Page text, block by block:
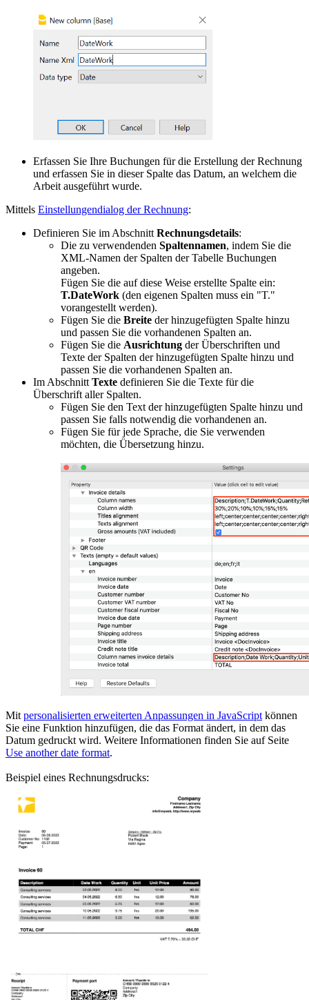
Erfassen Sie Ihre Buchungen für die Erstellung der Rechnung
und erfassen Sie in dieser Spalte das Datum, an welchem die
Arbeit ausgeführt wurde.
Mittels Einstellungendialog der Rechnung:
Definieren Sie im Abschnitt Rechnungsdetails:
Die zu verwendenden Spaltennamen, indem Sie die
XML-Namen der Spalten der Tabelle Buchungen
angeben.
Fügen Sie die auf diese Weise erstellte Spalte ein:
T.DateWork (den eigenen Spalten muss ein "T."
vorangestellt werden).
Fügen Sie die Breite der hinzugefügten Spalte hinzu
und passen Sie die vorhandenen Spalten an.
Fügen Sie die Ausrichtung der Überschriften und
Texte der Spalten der hinzugefügten Spalte hinzu und
passen Sie die vorhandenen Spalten an.
Im Abschnitt Texte definieren Sie die Texte für die
Überschrift aller Spalten.
Fügen Sie den Text der hinzugefügten Spalte hinzu und
passen Sie falls notwendig die vorhandenen an.
Fügen Sie für jede Sprache, die Sie verwenden
möchten, die Übersetzung hinzu.
Mit personalisierten erweiterten Anpassungen in JavaScript können
Sie eine Funktion hinzufügen, die das Format ändert, in dem das
Datum gedruckt wird. Weitere Informationen finden Sie auf Seite
Use another date format.
Beispiel eines Rechnungsdrucks: